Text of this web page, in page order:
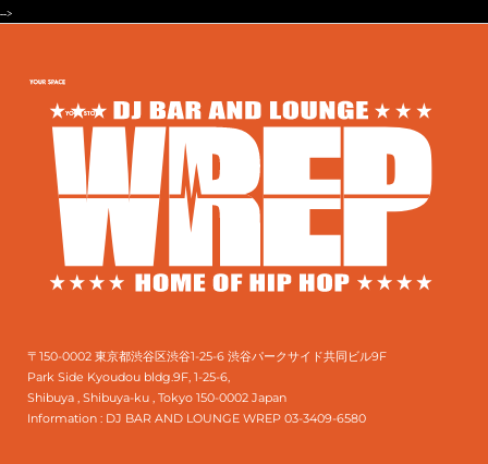
-->
〒150-0002 東京都渋谷区渋谷1-25-6 渋谷パークサイド共同ビル9F
Park Side Kyoudou bldg.9F, 1-25-6,
Shibuya , Shibuya-ku , Tokyo 150-0002 Japan
Information : DJ BAR AND LOUNGE WREP 03-3409-6580